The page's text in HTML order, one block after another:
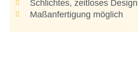
Schlichtes, zeitloses Design
Maßanfertigung möglich